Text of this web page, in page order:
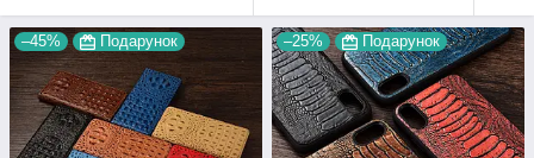
–45% Подарунок –25% Подарунок